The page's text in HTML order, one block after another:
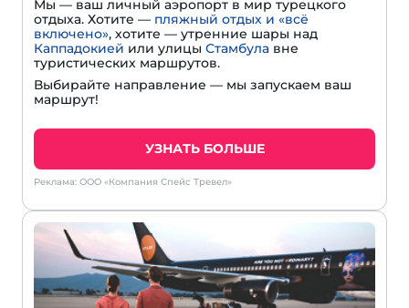
Мы — ваш личный аэропорт в мир турецкого
отдыха. Хотите — пляжный отдых и «всё
включено», хотите — утренние шары над
Каппадокией или улицы Стамбула вне
туристических маршрутов.
Выбирайте направление — мы запускаем ваш
маршрут!
УЗНАТЬ БОЛЬШЕ
Реклама: ООО «Компания Спейс Тревел»